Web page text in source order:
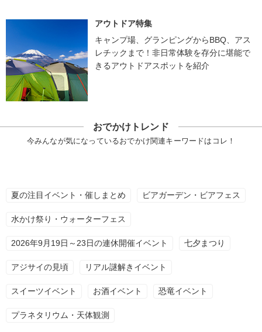
アウトドア特集
キャンプ場、グランピングからBBQ、アス
レチックまで！非日常体験を存分に堪能で
きるアウトドアスポットを紹介
おでかけトレンド
今みんなが気になっているおでかけ関連キーワードはコレ！
夏の注目イベント・催しまとめ ビアガーデン・ビアフェス
水かけ祭り・ウォーターフェス
2026年9月19日～23日の連休開催イベント 七夕まつり
アジサイの見頃 リアル謎解きイベント
スイーツイベント お酒イベント 恐竜イベント
プラネタリウム・天体観測